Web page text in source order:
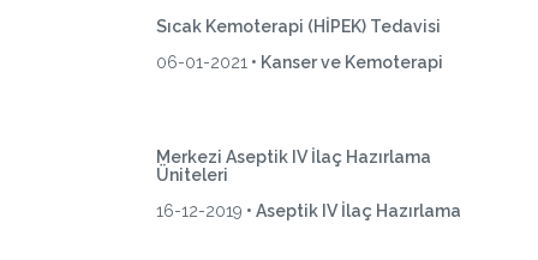
Sıcak Kemoterapi (HİPEK) Tedavisi
06-01-2021 • Kanser ve Kemoterapi
Merkezi Aseptik IV İlaç Hazırlama
Üniteleri
16-12-2019 • Aseptik IV İlaç Hazırlama